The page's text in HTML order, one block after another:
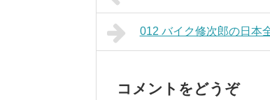
012 バイク修次郎の日本
コメントをどうぞ